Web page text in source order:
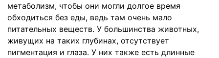
метаболизм, чтобы они могли долгое время
обходиться без еды, ведь там очень мало
питательных веществ. У большинства животных,
живущих на таких глубинах, отсутствует
пигментация и глаза. У них также есть длинные